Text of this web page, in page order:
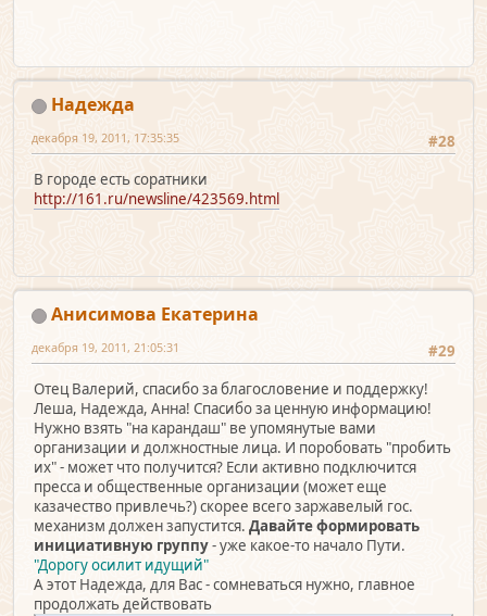
Надежда
#28
декабря 19, 2011, 17:35:35
В городе есть соратники
http://161.ru/newsline/423569.html
Анисимова Екатерина
#29
декабря 19, 2011, 21:05:31
Отец Валерий, спасибо за благословение и поддержку!
Леша, Надежда, Анна! Спасибо за ценную информацию!
Нужно взять "на карандаш" ве упомянутые вами
организации и должностные лица. И поробовать "пробить
их" - может что получится? Если активно подключится
пресса и общественные организации (может еще
казачество привлечь?) скорее всего заржавелый гос.
механизм должен запустится. Давайте формировать
инициативную группу- уже какое-то начало Пути.
"Дорогу осилит идущий"
А этот Надежда, для Вас - сомневаться нужно, главное
продолжать действовать